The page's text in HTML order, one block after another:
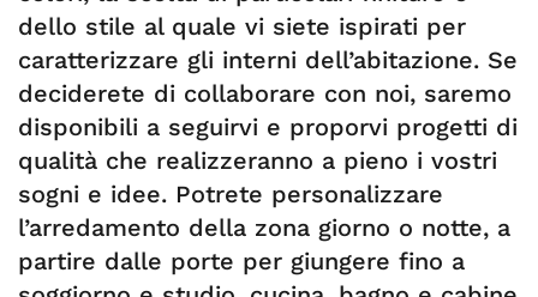
dello stile al quale vi siete ispirati per
caratterizzare gli interni dell’abitazione. Se
deciderete di collaborare con noi, saremo
disponibili a seguirvi e proporvi progetti di
qualità che realizzeranno a pieno i vostri
sogni e idee. Potrete personalizzare
l’arredamento della zona giorno o notte, a
partire dalle porte per giungere fino a